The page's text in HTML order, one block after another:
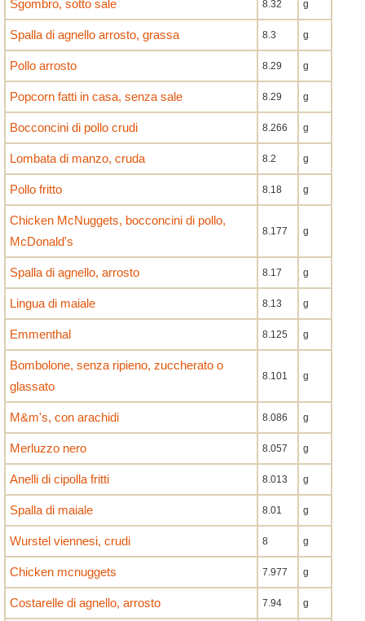
Sgombro, sotto sale 8.32 g
Spalla di agnello arrosto, grassa 8.3 g
Pollo arrosto 8.29 g
Popcorn fatti in casa, senza sale 8.29 g
Bocconcini di pollo crudi 8.266 g
Lombata di manzo, cruda 8.2 g
Pollo fritto 8.18 g
Chicken McNuggets, bocconcini di pollo,
McDonald's
8.177 g
Spalla di agnello, arrosto 8.17 g
Lingua di maiale 8.13 g
Emmenthal 8.125 g
Bombolone, senza ripieno, zuccherato o
glassato
8.101 g
M&m's, con arachidi 8.086 g
Merluzzo nero 8.057 g
Anelli di cipolla fritti 8.013 g
Spalla di maiale 8.01 g
Wurstel viennesi, crudi 8 g
Chicken mcnuggets 7.977 g
Costarelle di agnello, arrosto 7.94 g